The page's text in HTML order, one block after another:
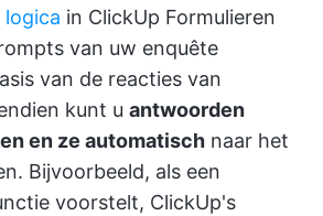
logica in ClickUp Formulieren
van uw enquête
van de reacties van
kunt u antwoorden
en ze automatisch naar het
Bijvoorbeeld, als een
voorstelt, ClickUp's